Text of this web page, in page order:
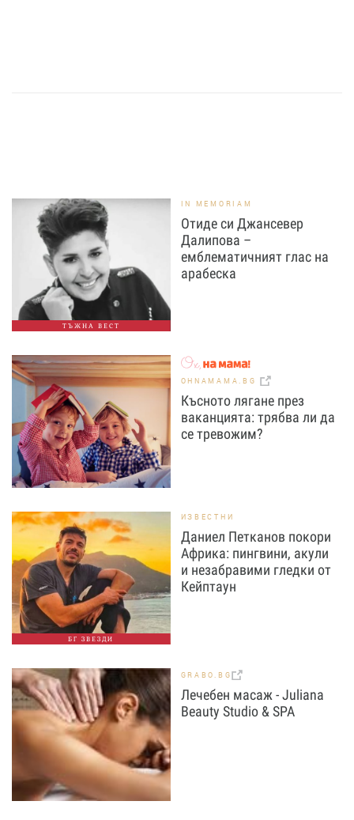
ТЪЖНА ВЕСТ
IN MEMORIAM
Отиде си Джансевер
Далипова –
емблематичният глас на
арабеска
OHNAMAMA.BG
Късното лягане през
ваканцията: трябва ли да
се тревожим?
БГ ЗВЕЗДИ
ИЗВЕСТНИ
Даниел Петканов покори
Африка: пингвини, акули
и незабравими гледки от
Кейптаун
GRABO.BG
Лечебен масаж - Juliana
Beauty Studio & SPA